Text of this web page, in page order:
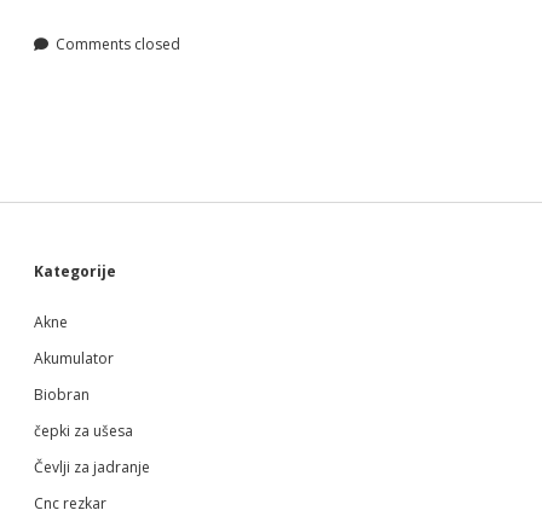
Comments closed
Sidebar
Kategorije
Akne
Akumulator
Biobran
čepki za ušesa
Čevlji za jadranje
Cnc rezkar